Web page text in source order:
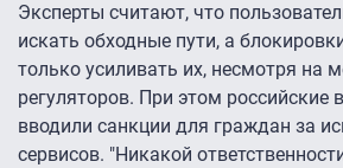
Эксперты считают, что
искать обходные пути, а
только усиливать их, несмотря на
регуляторов. При этом российские
вводили санкции для граждан за
сервисов. "Никакой